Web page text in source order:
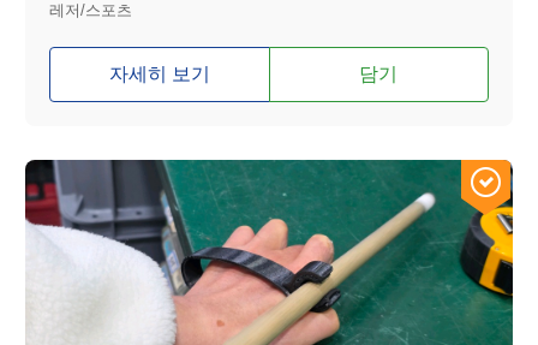
레저/스포츠
자세히 보기 담기